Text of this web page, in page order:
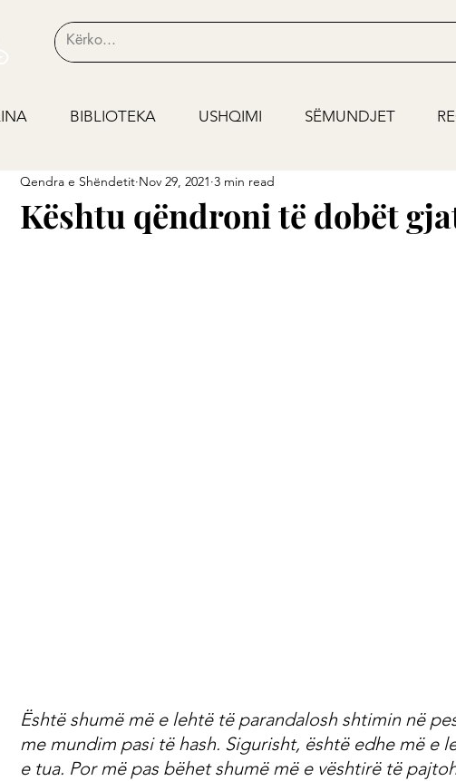
BIBLIOTEKA USHQIMI SËMUNDJET
Kështu qëndroni të dobët
Qendra e Shëndetit Nov 29, 2021 3 min read
Është shumë më e lehtë të parandalosh shtimin në
me mundim pasi të hash. Sigurisht, është edhe më e
e tua. Por më pas bëhet shumë më e vështirë të